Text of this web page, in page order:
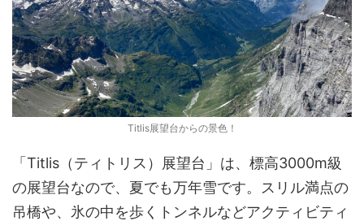
Titlis展望台からの景色！
「Titlis（ティトリス）展望台」は、標高3000m級
の展望台なので、夏でも万年雪です。スリル満点の
吊橋や、氷の中を歩くトンネルなどアクティビティ